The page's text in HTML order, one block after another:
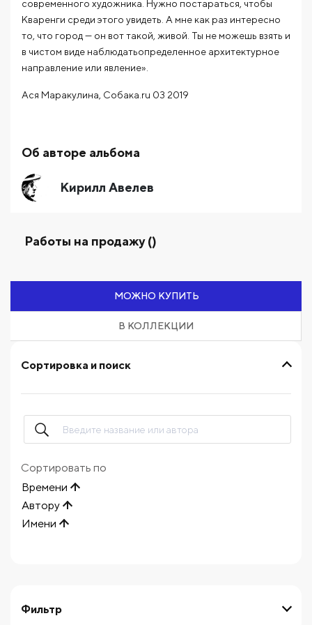
современного художника. Нужно постараться, чтобы
Кваренги среди этого увидеть. А мне как раз интересно
то, что город — он вот такой, живой. Ты не можешь взять и
в чистом виде наблюдатьопределенное архитектурное
направление или явление».
Ася Маракулина, Собака.ru 03 2019
Об авторе альбома
Кирилл Авелев
Работы на продажу ()
МОЖНО КУПИТЬ
В КОЛЛЕКЦИИ
Фильтр
Сортировка и поиск
Сортировать по
Времени
Автору
Имени